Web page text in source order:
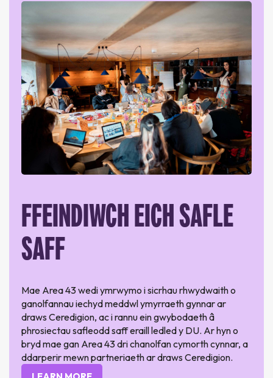
FFEINDIWCH EICH SAFLE
SAFF
Mae Area 43 wedi ymrwymo i sicrhau rhwydwaith o
ganolfannau iechyd meddwl ymyrraeth gynnar ar
draws Ceredigion, ac i rannu ein gwybodaeth â
phrosiectau safleodd saff eraill ledled y DU. Ar hyn o
bryd mae gan Area 43 dri chanolfan cymorth cynnar, a
ddarperir mewn partneriaeth ar draws Ceredigion.